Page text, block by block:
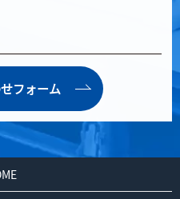
フォーム